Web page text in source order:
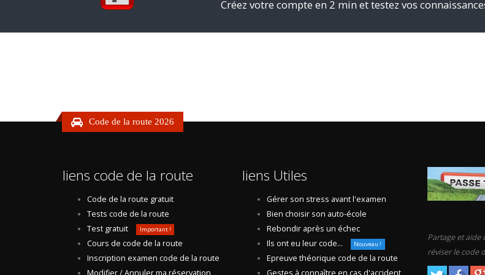
Créez votre compte en 2 min et testez vos
Code de la route 2026
liens code de la route
Code de la route gratuit
Tests code de la route
Test gratuit
Important !
Cours de code de la route
Inscription examen code de la route
liens Utiles
Gérer son stress avant l'examen
Bien choisir son auto-école
Rebondir après un échec
Ils ont eu leur code...
Nouveau !
Epreuve théorique code de la route
Partage et aide
réviser le code